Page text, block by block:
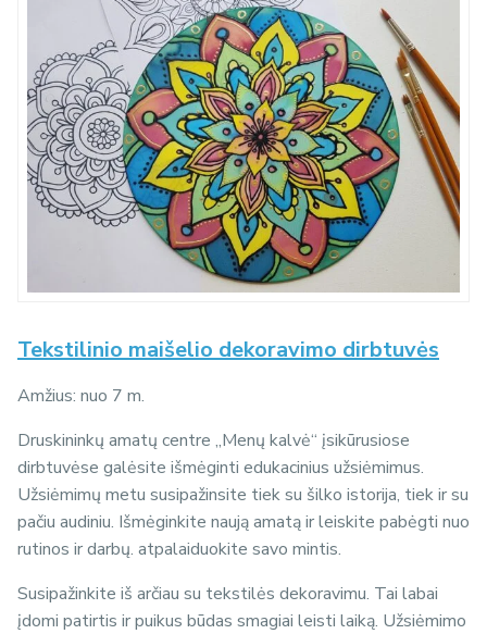
Tekstilinio maišelio dekoravimo dirbtuvės
Amžius: nuo 7 m.
Druskininkų amatų centre „Menų kalvė“ įsikūrusiose
dirbtuvėse galėsite išmėginti edukacinius užsiėmimus.
Užsiėmimų metu susipažinsite tiek su šilko istorija, tiek ir su
pačiu audiniu. Išmėginkite naują amatą ir leiskite pabėgti nuo
rutinos ir darbų. atpalaiduokite savo mintis.
Susipažinkite iš arčiau su tekstilės dekoravimu. Tai labai
įdomi patirtis ir puikus būdas smagiai leisti laiką. Užsiėmimo